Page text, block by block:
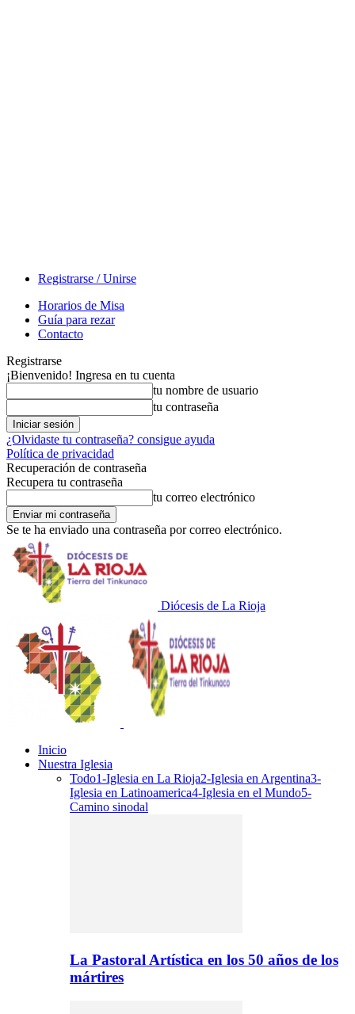
Registrarse / Unirse
Horarios de Misa
Guía para rezar
Contacto
Registrarse
¡Bienvenido! Ingresa en tu cuenta
tu nombre de usuario
tu contraseña
¿Olvidaste tu contraseña? consigue ayuda
Política de privacidad
Recuperación de contraseña
Recupera tu contraseña
tu correo electrónico
Se te ha enviado una contraseña por correo electrónico.
Diócesis de La Rioja
Inicio
Nuestra Iglesia
Todo1-Iglesia en La Rioja2-Iglesia en Argentina3-
Iglesia en Latinoamerica4-Iglesia en el Mundo5-
Camino sinodal
La Pastoral Artística en los 50 años de los
mártires